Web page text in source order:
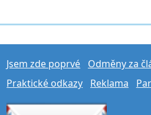
Jsem zde poprvé
Odměny za
Praktické odkazy
Reklama